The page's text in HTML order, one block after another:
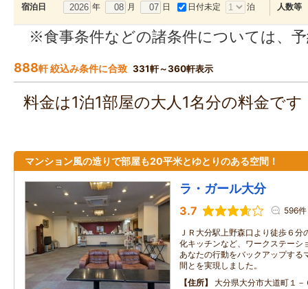
宿泊日 年 月 日 日付未定 泊 人数等
※食事条件などの諸条件については、
888軒 絞込み条件に合致 331軒～360軒表示
料金は1泊1部屋の大人1名分の料金で
マンション風の造りで部屋も20平米とゆとりのある空間！
ラ・ガール大分
3.7 596件
ＪＲ大分駅上野森口より徒歩６
化キッチンなど、ワークステーシ
あなたの行動をバックアップする
間とを実現しました。
住所
大分県大分市大道町１－